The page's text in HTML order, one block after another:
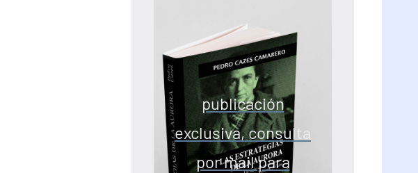
publicación
exclusiva, consulta
por mail para